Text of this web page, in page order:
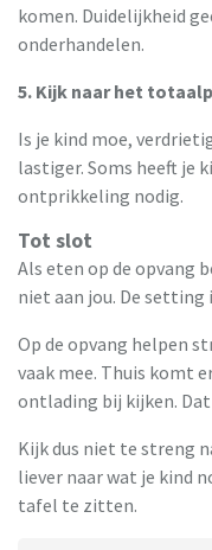
komen. Duidelijkheid
onderhandelen.
5. Kijk naar het
Is je kind moe,
lastiger. Soms heeft je
ontprikkeling nodig.
Tot slot
Als eten op de opvang
niet aan jou. De setting
Op de opvang helpen
vaak mee. Thuis komt
ontlading bij kijken.
Kijk dus niet te streng
liever naar wat je kind
tafel te zitten.